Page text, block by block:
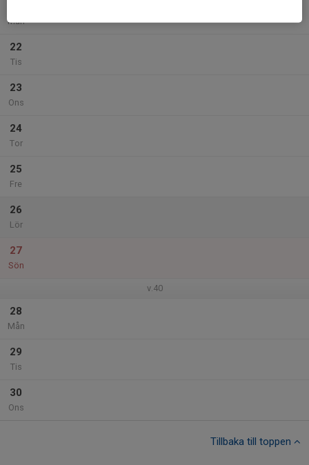
Mån
22
Tis
23
Ons
24
Tor
25
Fre
26
Lör
27
Sön
v.40
28
Mån
29
Tis
30
Ons
Tillbaka till toppen